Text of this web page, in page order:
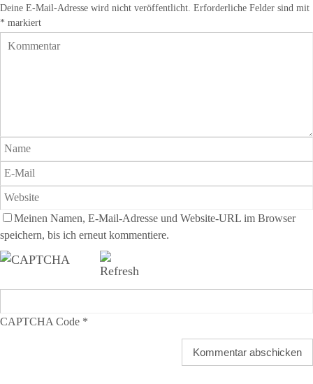
Deine E-Mail-Adresse wird nicht veröffentlicht. Erforderliche Felder sind mit
* markiert
Meinen Namen, E-Mail-Adresse und Website-URL im Browser
speichern, bis ich erneut kommentiere.
CAPTCHA Code *